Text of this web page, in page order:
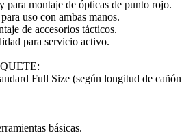
para montaje de ópticas de punto rojo.
uso con ambas manos.
de accesorios tácticos.
para servicio activo.
Full Size (según longitud de cañón
básicas.